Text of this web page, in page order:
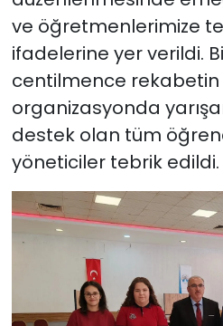
ve öğretmenlerimize
ifadelerine yer verildi.
centilmence rekabetin
organizasyonda
destek olan tüm
yöneticiler tebrik edildi.